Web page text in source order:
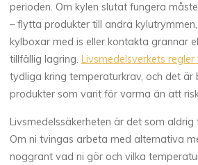
perioden. Om kylen slutat fungera
– flytta produkter till andra
kylboxar med is eller kontakta grannar
tillfällig lagring.Livsmedelsverkets
tydliga kring temperaturkrav, och det
produkter som varit för varma än att
Livsmedelssäkerheten är det som
Om ni tvingas arbeta med alternativa
noggrant vad ni gör och vilka